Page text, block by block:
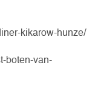
kikarow-hunze/
boten-van-